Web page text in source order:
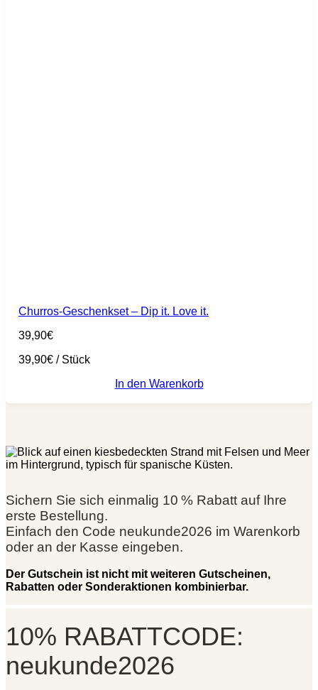
Churros-Geschenkset – Dip it. Love it.
39,90€
39,90€ / Stück
In den Warenkorb
Sichern Sie sich einmalig 10 % Rabatt auf Ihre
erste Bestellung.
Einfach den Code neukunde2026 im Warenkorb
oder an der Kasse eingeben.
Der Gutschein ist nicht mit weiteren Gutscheinen,
Rabatten oder Sonderaktionen kombinierbar.
10% RABATTCODE:
neukunde2026